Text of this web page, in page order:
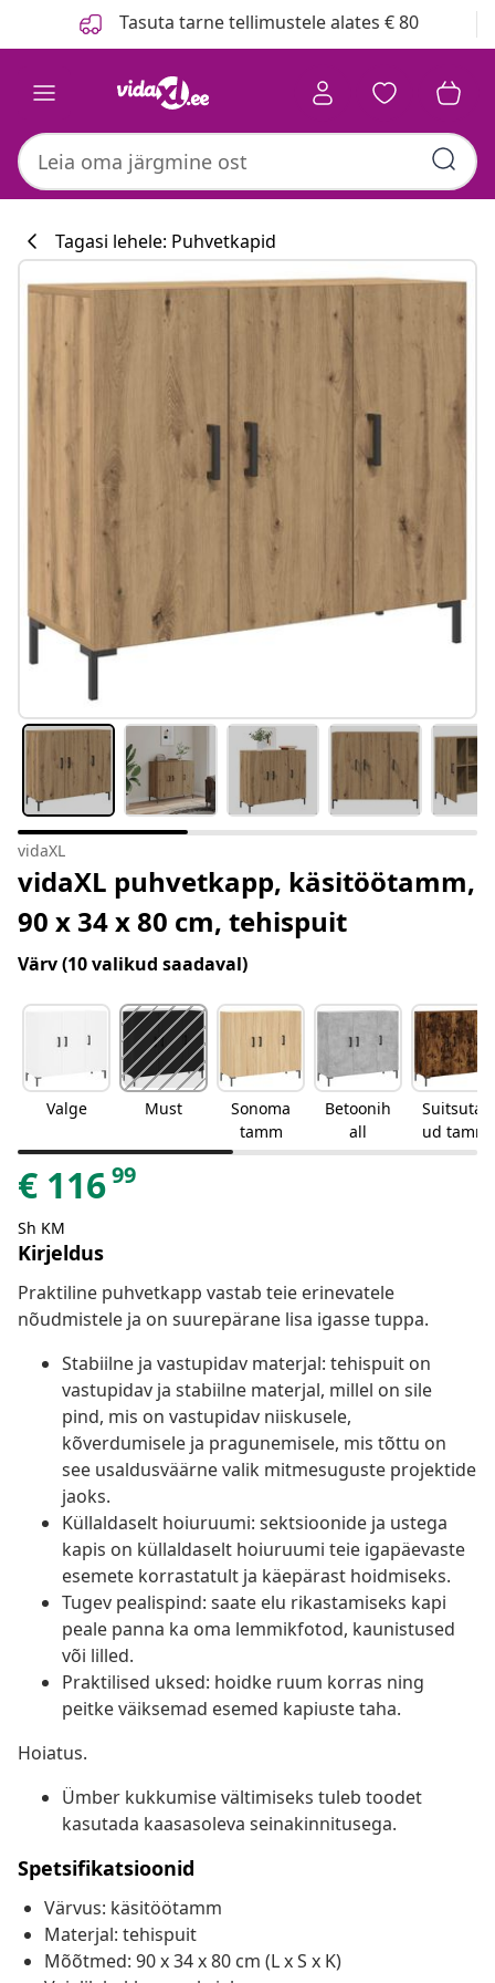
Tasuta tarne tellimustele alates € 80
#sharemevidaxl
Tagasi lehele: Puhvetkapid
vidaXL
vidaXL puhvetkapp, käsitöötamm,
90 x 34 x 80 cm, tehispuit
Värv(10 valikud saadaval)
Valge Must
Sonoma
tamm
Betoonih
all
Suitsutat
ud tamm
€ 11699
Sh KM
Kirjeldus
Praktiline puhvetkapp vastab teie erinevatele
nõudmistele ja on suurepärane lisa igasse tuppa.
Stabiilne ja vastupidav materjal: tehispuit on
vastupidav ja stabiilne materjal, millel on sile
pind, mis on vastupidav niiskusele,
kõverdumisele ja pragunemisele, mis tõttu on
see usaldusväärne valik mitmesuguste projektide
jaoks.
Küllaldaselt hoiuruumi: sektsioonide ja ustega
kapis on küllaldaselt hoiuruumi teie igapäevaste
esemete korrastatult ja käepärast hoidmiseks.
Tugev pealispind: saate elu rikastamiseks kapi
peale panna ka oma lemmikfotod, kaunistused
või lilled.
Praktilised uksed: hoidke ruum korras ning
peitke väiksemad esemed kapiuste taha.
Hoiatus.
Ümber kukkumise vältimiseks tuleb toodet
kasutada kaasasoleva seinakinnitusega.
Spetsifikatsioonid
Värvus: käsitöötamm
Materjal: tehispuit
Mõõtmed: 90 x 34 x 80 cm (L x S x K)